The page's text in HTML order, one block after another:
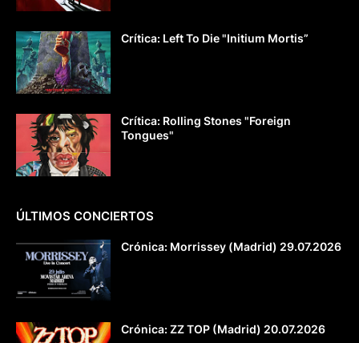
Crítica: Left To Die "Initium Mortis”
Crítica: Rolling Stones "Foreign
Tongues"
ÚLTIMOS CONCIERTOS
Crónica: Morrissey (Madrid) 29.07.2026
Crónica: ZZ TOP (Madrid) 20.07.2026